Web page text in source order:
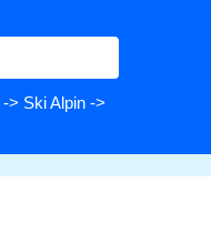
-> Ski Alpin ->